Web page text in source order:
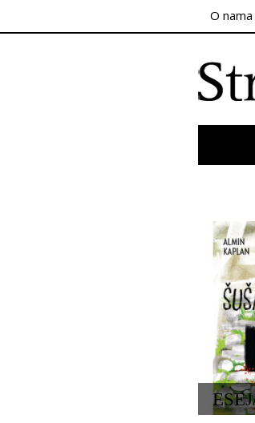
O nama